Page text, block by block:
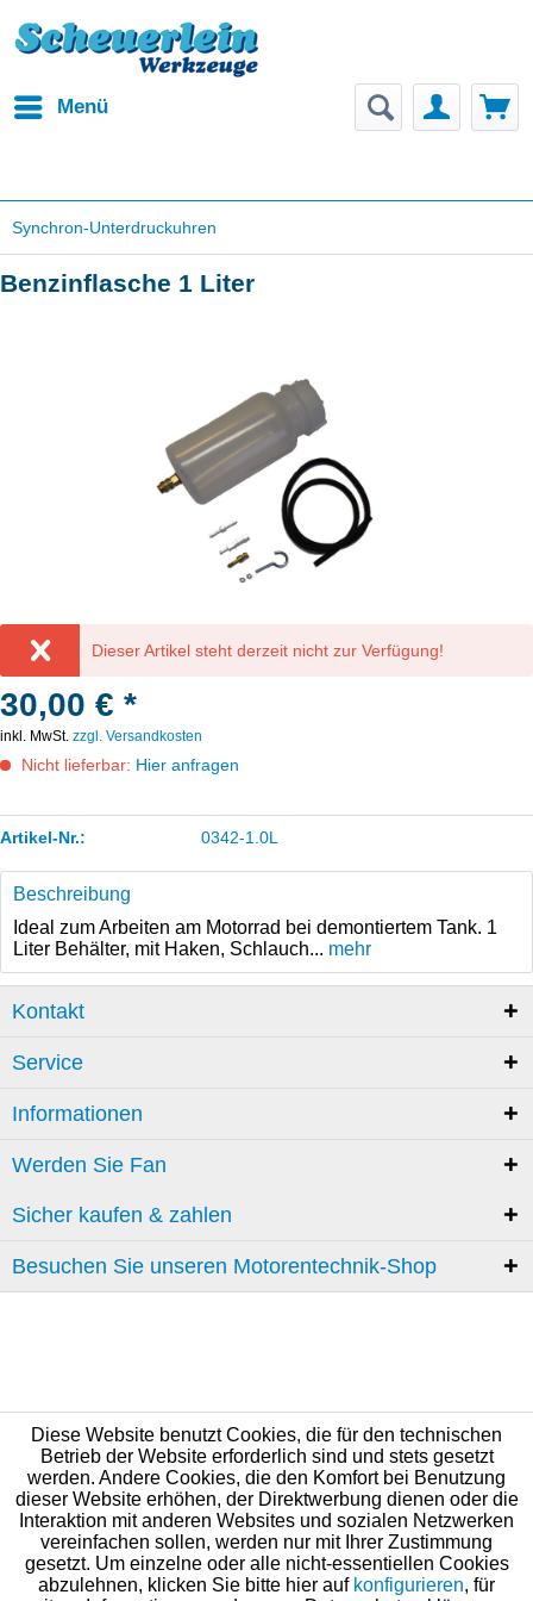
Menü
Synchron-Unterdruckuhren
Benzinflasche 1 Liter
Dieser Artikel steht derzeit nicht zur Verfügung!
30,00 € *
inkl. MwSt. zzgl. Versandkosten
Nicht lieferbar: Hier anfragen
Artikel-Nr.: 0342-1.0L
Beschreibung
Ideal zum Arbeiten am Motorrad bei demontiertem Tank. 1
Liter Behälter, mit Haken, Schlauch... mehr
Kontakt
Service
Informationen
Werden Sie Fan
Sicher kaufen & zahlen
Besuchen Sie unseren Motorentechnik-Shop
Diese Website benutzt Cookies, die für den technischen
Betrieb der Website erforderlich sind und stets gesetzt
werden. Andere Cookies, die den Komfort bei Benutzung
dieser Website erhöhen, der Direktwerbung dienen oder die
Interaktion mit anderen Websites und sozialen Netzwerken
vereinfachen sollen, werden nur mit Ihrer Zustimmung
gesetzt. Um einzelne oder alle nicht-essentiellen Cookies
abzulehnen, klicken Sie bitte hier auf konfigurieren, für